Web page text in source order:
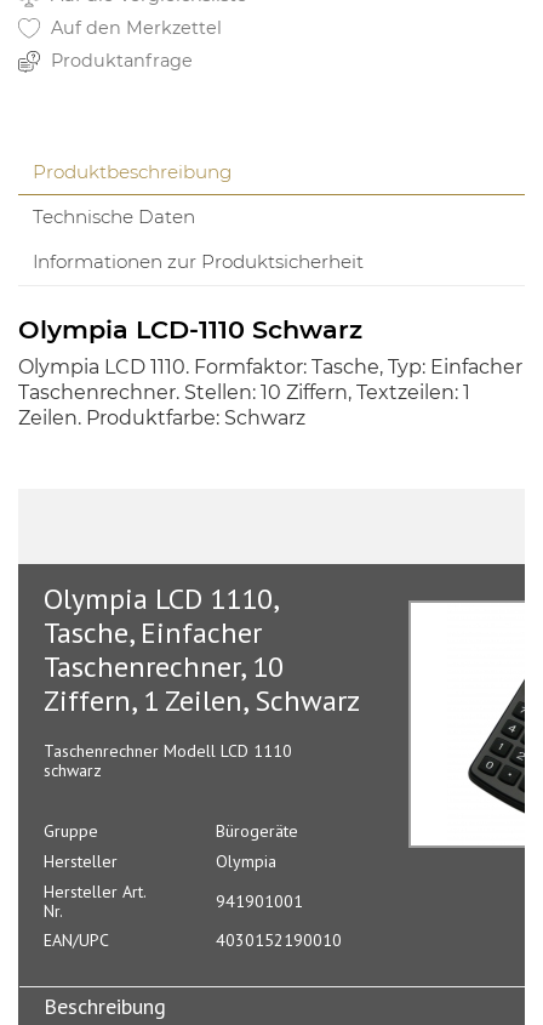
Auf den Merkzettel
Produktanfrage
Produktbeschreibung
Technische Daten
Informationen zur Produktsicherheit
Olympia LCD-1110 Schwarz
Olympia LCD 1110. Formfaktor: Tasche, Typ: Einfacher
Taschenrechner. Stellen: 10 Ziffern, Textzeilen: 1
Zeilen. Produktfarbe: Schwarz